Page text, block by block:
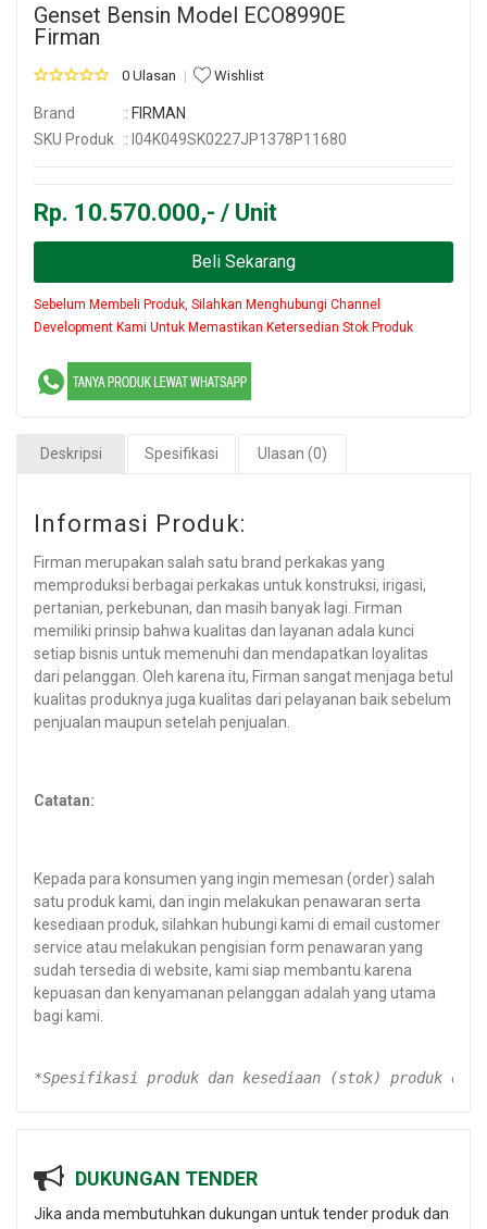
Genset Bensin Model ECO8990E
Firman
0 Ulasan Wishlist
Brand : FIRMAN
SKU Produk
: I04K049SK0227JP1378P11680
Rp. 10.570.000,- / Unit
Beli Sekarang
Sebelum Membeli Produk, Silahkan Menghubungi Channel
Development Kami Untuk Memastikan Ketersedian Stok Produk
Deskripsi Spesifikasi Ulasan (0)
Informasi Produk:
Firman merupakan salah satu brand perkakas yang
memproduksi berbagai perkakas untuk konstruksi, irigasi,
pertanian, perkebunan, dan masih banyak lagi. Firman
memiliki prinsip bahwa kualitas dan layanan adala kunci
setiap bisnis untuk memenuhi dan mendapatkan loyalitas
dari pelanggan. Oleh karena itu, Firman sangat menjaga betul
kualitas produknya juga kualitas dari pelayanan baik sebelum
penjualan maupun setelah penjualan.
Catatan:
Kepada para konsumen yang ingin memesan (order) salah
satu produk kami, dan ingin melakukan penawaran serta
kesediaan produk, silahkan hubungi kami di email customer
service atau melakukan pengisian form penawaran yang
sudah tersedia di website, kami siap membantu karena
kepuasan dan kenyamanan pelanggan adalah yang utama
bagi kami.
*Spesifikasi produk dan kesediaan (stok) produk
DUKUNGAN TENDER
Jika anda membutuhkan dukungan untuk tender produk dan